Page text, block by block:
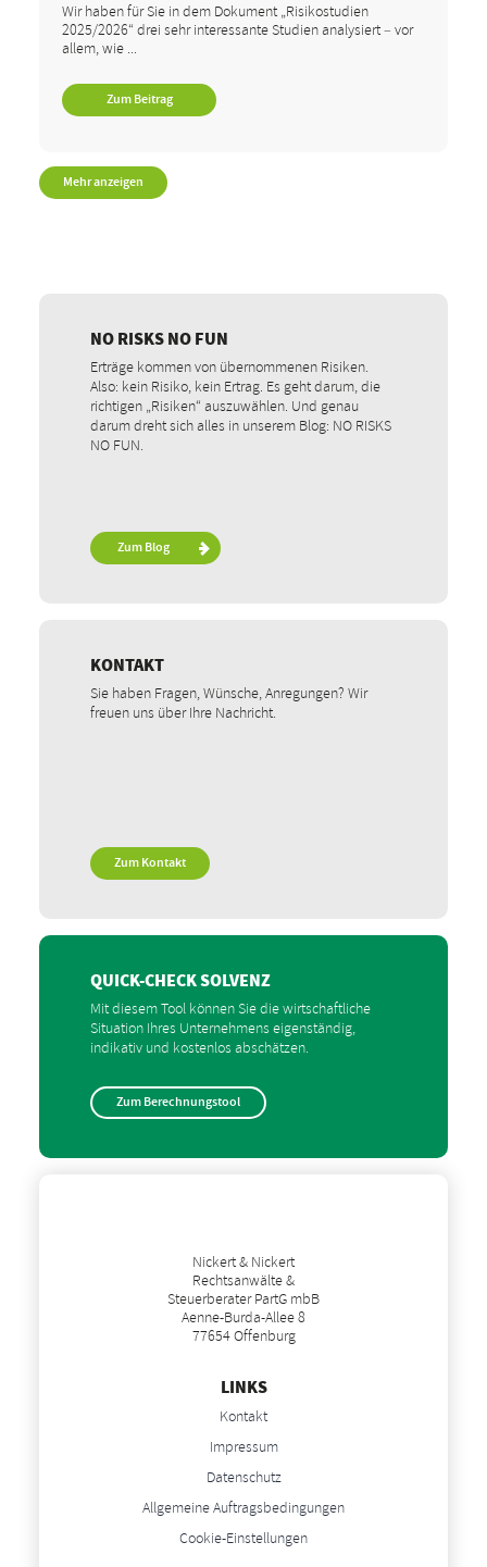
Wir haben für Sie in dem Dokument „Risikostudien
2025/2026“ drei sehr interessante Studien analysiert – vor
allem, wie ...
Zum Beitrag
Mehr anzeigen
NO RISKS NO FUN
Erträge kommen von übernommenen Risiken.
Also: kein Risiko, kein Ertrag. Es geht darum, die
richtigen „Risiken“ auszuwählen. Und genau
darum dreht sich alles in unserem Blog: NO RISKS
NO FUN.
Zum Blog
KONTAKT
Sie haben Fragen, Wünsche, Anregungen? Wir
freuen uns über Ihre Nachricht.
Zum Kontakt
QUICK-CHECK SOLVENZ
Mit diesem Tool können Sie die wirtschaftliche
Situation Ihres Unternehmens eigenständig,
indikativ und kostenlos abschätzen.
Zum Berechnungstool
Nickert & Nickert
Rechtsanwälte &
Steuerberater PartG mbB
Aenne-Burda-Allee 8
77654 Offenburg
LINKS
Kontakt
Impressum
Datenschutz
Allgemeine Auftragsbedingungen
Cookie-Einstellungen